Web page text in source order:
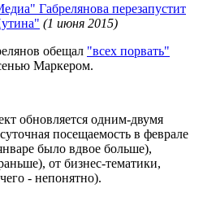
Габрелянова перезапустит
(1 июня 2015)
обещал "всех порвать"
Маркером.
обновляется одним-двумя
посещаемость в феврале
было вдвое больше),
от бизнес-тематики,
- непонятно).